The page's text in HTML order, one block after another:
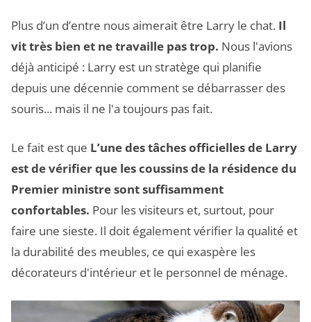
Plus d’un d’entre nous aimerait être Larry le chat. Il
vit très bien et ne travaille pas trop. Nous l'avions
déjà anticipé : Larry est un stratège qui planifie
depuis une décennie comment se débarrasser des
souris... mais il ne l'a toujours pas fait.
Le fait est que L’une des tâches officielles de Larry
est de vérifier que les coussins de la résidence du
Premier ministre sont suffisamment
confortables. Pour les visiteurs et, surtout, pour
faire une sieste. Il doit également vérifier la qualité et
la durabilité des meubles, ce qui exaspère les
décorateurs d'intérieur et le personnel de ménage.